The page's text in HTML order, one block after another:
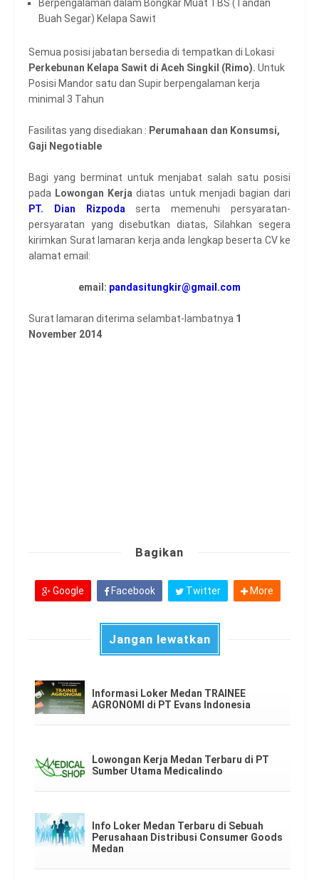
Berpengalaman dalam Bongkar Muat TBS (Tandan
Buah Segar) Kelapa Sawit
Semua posisi jabatan bersedia di tempatkan di Lokasi
Perkebunan Kelapa Sawit di Aceh Singkil (Rimo). Untuk
Posisi Mandor satu dan Supir berpengalaman kerja
minimal 3 Tahun
Fasilitas yang disediakan : Perumahaan dan Konsumsi,
Gaji Negotiable
Bagi yang berminat untuk menjabat salah satu posisi
pada Lowongan Kerjadiatas untuk menjadi bagian dari
PT. Dian Rizpoda serta memenuhi persyaratan-
persyaratan yang disebutkan diatas, Silahkan segera
kirimkan Surat lamaran kerja anda lengkap beserta CV ke
alamat email:
email: pandasitungkir@gmail.com
Surat lamaran diterima selambat-lambatnya 1
November 2014
Bagikan
Google Facebook Twitter More
Jangan lewatkan
Informasi Loker Medan TRAINEE
AGRONOMI di PT Evans Indonesia
Lowongan Kerja Medan Terbaru di PT
Sumber Utama Medicalindo
Info Loker Medan Terbaru di Sebuah
Perusahaan Distribusi Consumer Goods
Medan